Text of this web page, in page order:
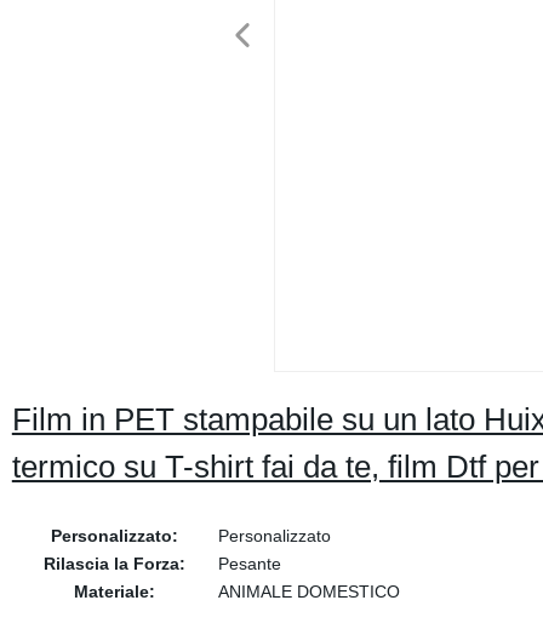
Film in PET stampabile su un lato
termico su T-shirt fai da te, film Dtf
Personalizzato:
Personalizzato
Rilascia la Forza:
Pesante
Materiale:
ANIMALE DOMESTICO